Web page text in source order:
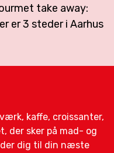
take away:
er 3 steder i Aarhus
kaffe, croissanter,
der sker på mad- og
dig til din næste